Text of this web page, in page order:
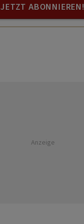
JETZT ABONNIEREN!
Anzeige